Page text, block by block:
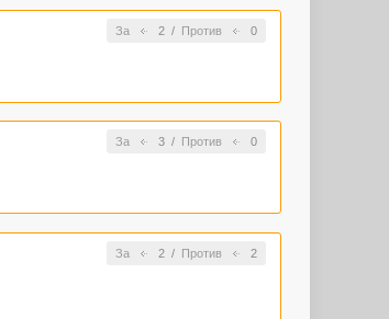
За 2/ Против 0
За 3/ Против 0
За 2/ Против 2